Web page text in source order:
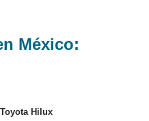
México:
Hilux